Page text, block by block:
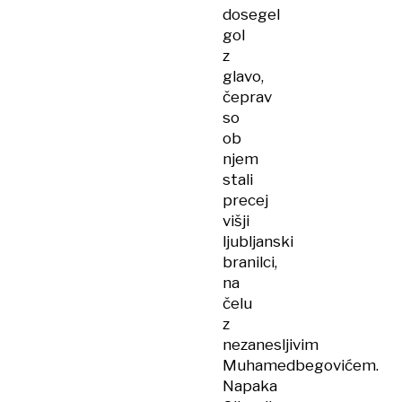
dosegel
gol
z
glavo,
čeprav
so
ob
njem
stali
precej
višji
ljubljanski
branilci,
na
čelu
z
nezanesljivim
Muhamedbegovićem.
Napaka